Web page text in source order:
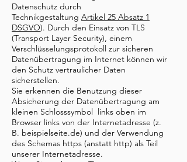
Datenschutz durch
Technikgestaltung Artikel 25 Absatz 1
DSGVO). Durch den Einsatz von TLS
(Transport Layer Security), einem
Verschlüsselungsprotokoll zur sicheren
Datenübertragung im Internet können wir
den Schutz vertraulicher Daten
sicherstellen.
Sie erkennen die Benutzung dieser
Absicherung der Datenübertragung am
kleinen Schlosssymbol links oben im
Browser links von der Internetadresse (z.
B. beispielseite.de) und der Verwendung
des Schemas https (anstatt http) als Teil
unserer Internetadresse.